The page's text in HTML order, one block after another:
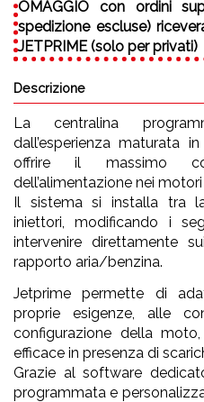
OMAGGIO con ordini
spedizione escluse)
JETPRIME (solo per privati)
Descrizione
La centralina
dall’esperienza maturata
offrire il massimo
dell’alimentazione nei
Il sistema si installa tra
iniettori, modificando i
intervenire direttamente
rapporto aria/benzina.
Jetprime permette di
proprie esigenze, alle
configurazione della
efficace in presenza di
Grazie al software
programmata e